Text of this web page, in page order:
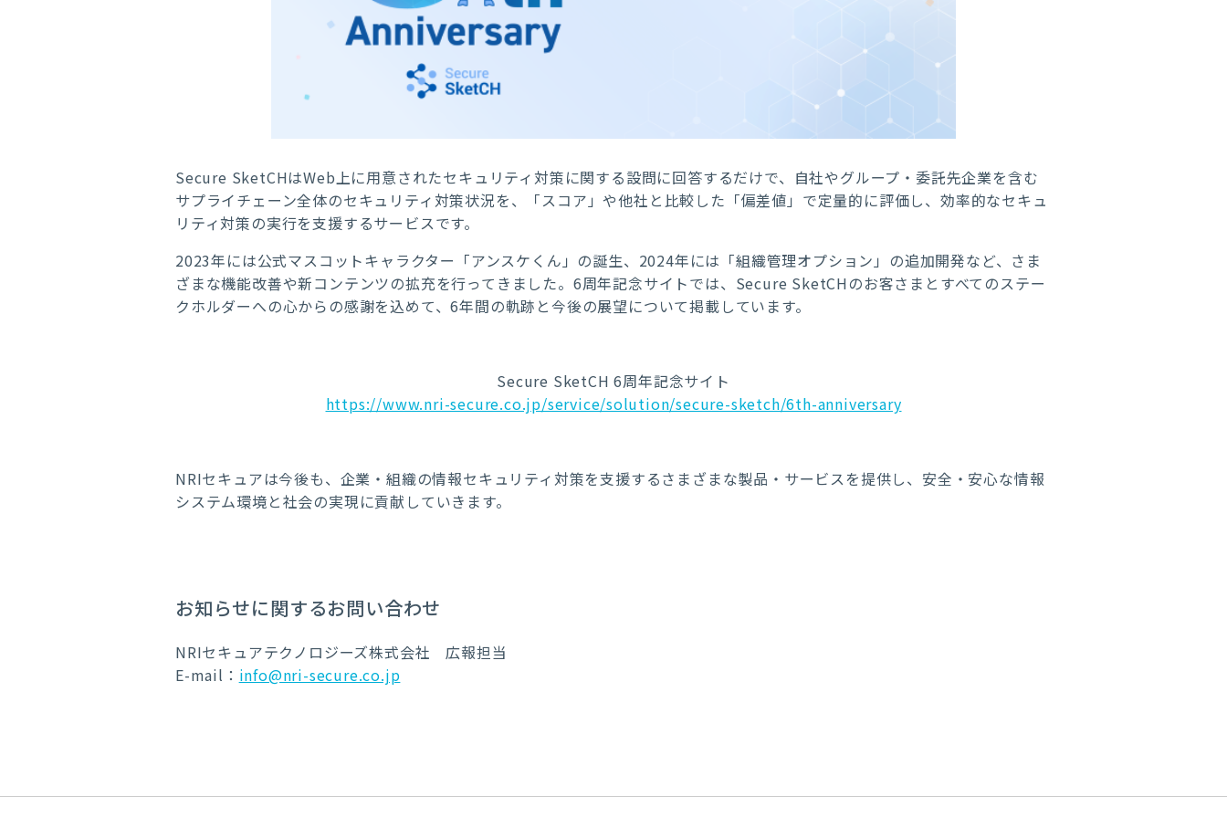
Secure SketCHはWeb上に用意されたセキュリティ対策に関する設問に回答するだけで、自社やグループ・委託先企業を含む
サプライチェーン全体のセキュリティ対策状況を、「スコア」や他社と比較した「偏差値」で定量的に評価し、効率的なセキュ
リティ対策の実行を支援するサービスです。
2023年には公式マスコットキャラクター「アンスケくん」の誕生、 2024年には「組織管理オプション」の追加開発など、さま
ざまな機能改善や新コンテンツの拡充を行ってきました。 6周年記念サイトでは、 Secure SketCHのお客さまとすべてのステー
クホルダーへの心からの感謝を込めて、6年間の軌跡と今後の展望について掲載しています。
Secure SketCH 6周年記念サイト
https://www.nri-secure.co.jp/service/solution/secure-sketch/6th-anniversary
NRIセキュアは今後も、企業・組織の情報セキュリティ対策を支援するさまざまな製品・サービスを提供し、安全・安心な情報
システム環境と社会の実現に貢献していきます。
お知らせに関するお問い合わせ
NRIセキュアテクノロジーズ株式会社 広報担当
E-mail： info@nri-secure.co.jp